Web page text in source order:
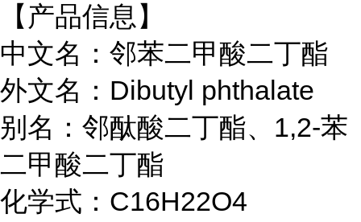
【产品信息】
中文名：邻苯二甲酸二丁酯
外文名： Dibutyl phthalate
别名：邻酞酸二丁酯、 1,2-苯
二甲酸二丁酯
化学式： C16H22O4